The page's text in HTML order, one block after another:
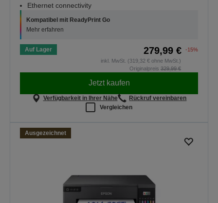
Ethernet connectivity
Kompatibel mit ReadyPrint Go
Mehr erfahren
Auf Lager 279,99 €
-15%
inkl. MwSt. (319,32 € ohne MwSt.)
Originalpreis 329,99 €
Jetzt kaufen
Verfügbarkeit in Ihrer Nähe
Rückruf vereinbaren
Vergleichen
Ausgezeichnet